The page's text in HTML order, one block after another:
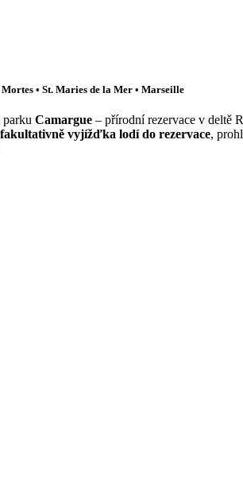
• St. Maries de la Mer • Marseille
Camargue – přírodní rezervace v deltě
fakultativně vyjížďka lodí do rezervace,